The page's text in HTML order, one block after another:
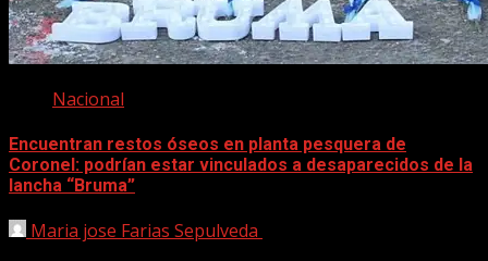
Nacional
Encuentran restos óseos en planta pesquera de
Coronel: podrían estar vinculados a desaparecidos de la
lancha “Bruma”
Maria jose Farias Sepulveda